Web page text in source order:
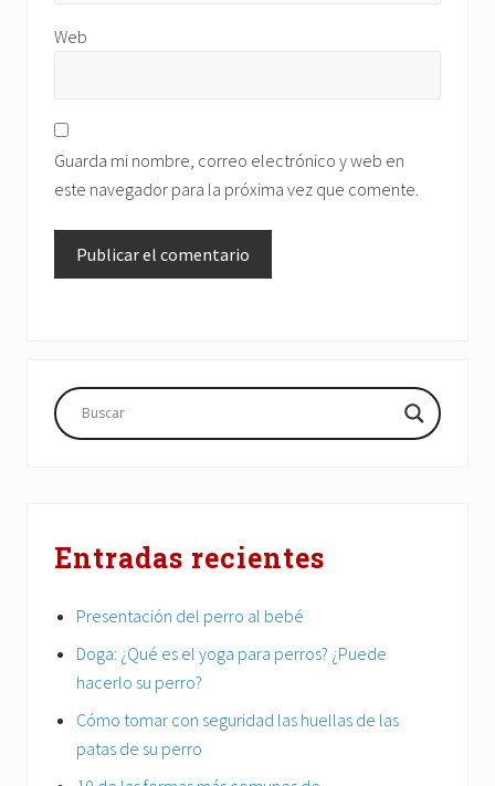
Web
Guarda mi nombre, correo electrónico y web en
este navegador para la próxima vez que comente.
Barra
lateral
Entradas recientes
Presentación del perro al bebé
Doga: ¿Qué es el yoga para perros? ¿Puede
hacerlo su perro?
Cómo tomar con seguridad las huellas de las
patas de su perro